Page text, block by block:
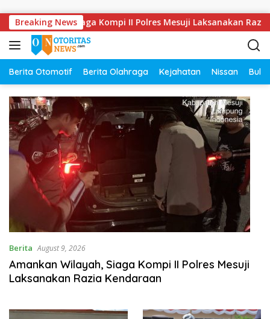
Breaking News
Wilayah, Siaga Kompi II Polres Mesuji Laksanakan Razia
Berita Otomotif Berita Olahraga Kejahatan Nissan
Berita August 9, 2026
Amankan Wilayah, Siaga Kompi II Polres Mesuji
Laksanakan Razia Kendaraan